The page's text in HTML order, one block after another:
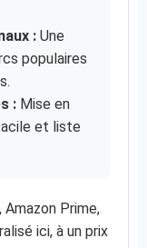
: Une
populaires
: Mise en
et liste
Prime,
ici, à un prix